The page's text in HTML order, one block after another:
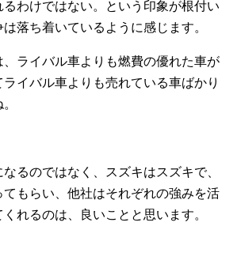
わけではない。という印象が根付い
落ち着いているように感じます。
ライバル車よりも燃費の優れた車が
イバル車よりも売れている車ばかり
るのではなく、スズキはスズキで、
もらい、他社はそれぞれの強みを活
れるのは、良いことと思います。